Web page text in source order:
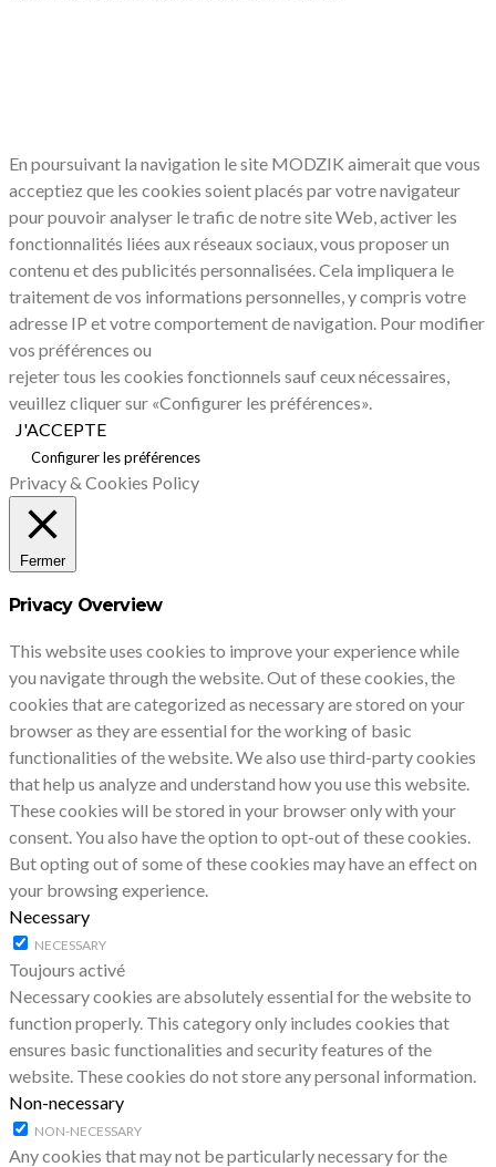
En poursuivant la navigation le site MODZIK aimerait que vous
acceptiez que les cookies soient placés par votre navigateur
pour pouvoir analyser le trafic de notre site Web, activer les
fonctionnalités liées aux réseaux sociaux, vous proposer un
contenu et des publicités personnalisées. Cela impliquera le
traitement de vos informations personnelles, y compris votre
adresse IP et votre comportement de navigation. Pour modifier
vos préférences ou
rejeter tous les cookies fonctionnels sauf ceux nécessaires,
veuillez cliquer sur «Configurer les préférences».
J'ACCEPTE
Configurer les préférences
Privacy & Cookies Policy
Fermer
Privacy Overview
This website uses cookies to improve your experience while
you navigate through the website. Out of these cookies, the
cookies that are categorized as necessary are stored on your
browser as they are essential for the working of basic
functionalities of the website. We also use third-party cookies
that help us analyze and understand how you use this website.
These cookies will be stored in your browser only with your
consent. You also have the option to opt-out of these cookies.
But opting out of some of these cookies may have an effect on
your browsing experience.
Necessary
NECESSARY
Toujours activé
Necessary cookies are absolutely essential for the website to
function properly. This category only includes cookies that
ensures basic functionalities and security features of the
website. These cookies do not store any personal information.
Non-necessary
NON-NECESSARY
Any cookies that may not be particularly necessary for the